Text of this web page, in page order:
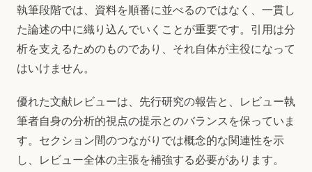
執筆段階では、資料を順番に並べるのではなく、一貫し
た論述の中に織り込んでいくことが重要です。引用は分
析を支えるためのものであり、それ自体が主役になって
はいけません。
優れた文献レビューは、先行研究の報告と、レビュー執
筆者自身の分析的視点の提示とのバランスを保っていま
す。セクション間のつながりでは概念的な関連性を示
し、レビュー全体の主張を補強する必要があります。